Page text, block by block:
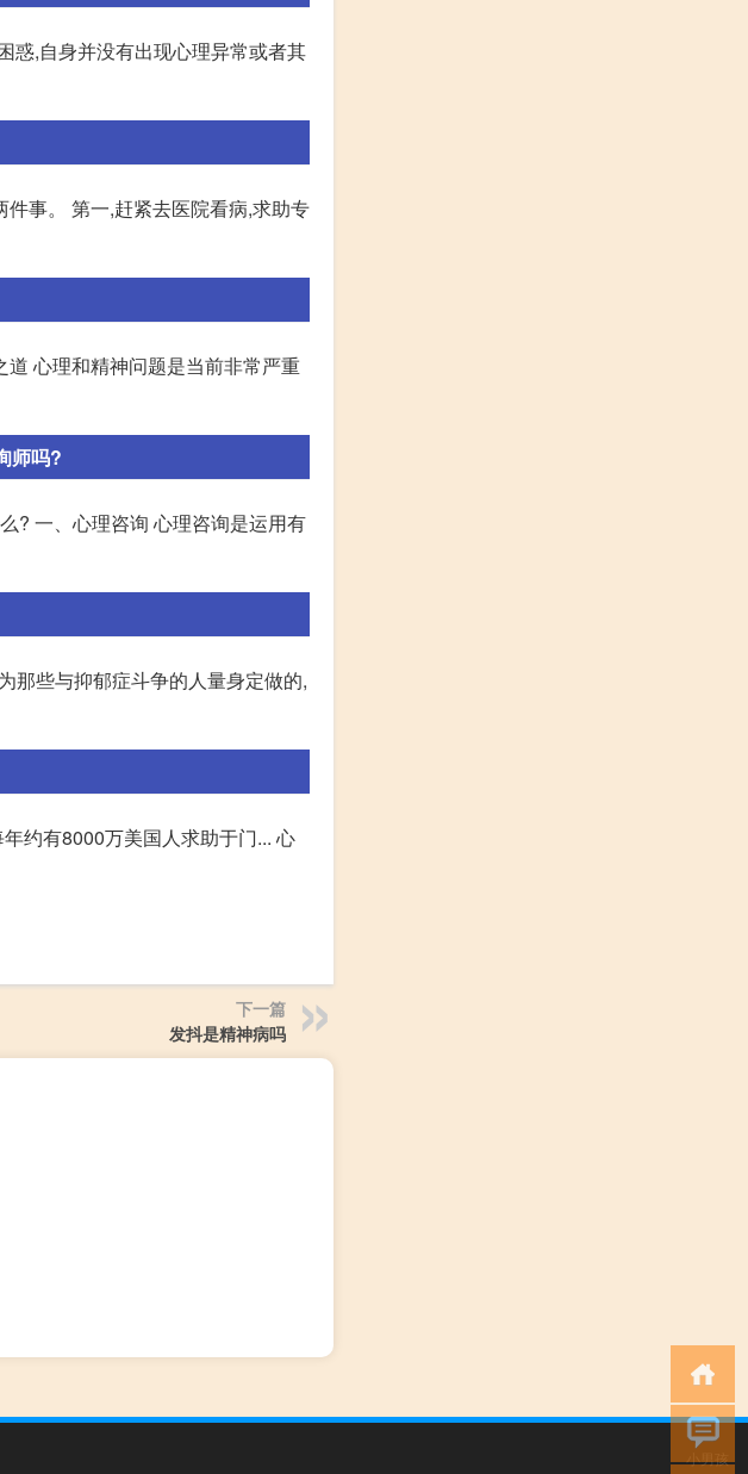
惑,自身并没有出现心理异常或者其
事。 第一,赶紧去医院看病,求助专
心理和精神问题是当前非常严重
师吗?
? 一、心理咨询 心理咨询是运用有
那些与抑郁症斗争的人量身定做的,
约有8000万美国人求助于门... 心
下一篇
发抖是精神病吗
小男孩